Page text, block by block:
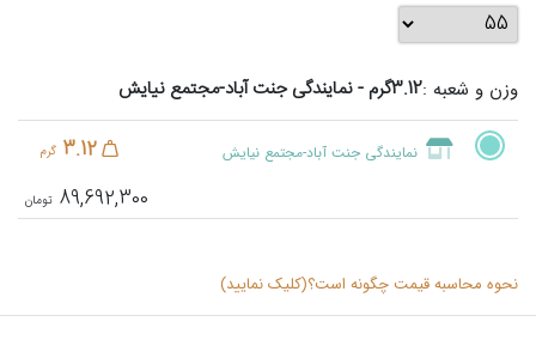
وزن و شعبه :3.12گرم - نمایندگی جنت آباد-مجتمع نیایش
نمایندگی جنت آباد-مجتمع نیایش 3.12 گرم
89,692,300
نحوه محاسبه قیمت چگونه است؟(کلیک نمایید)